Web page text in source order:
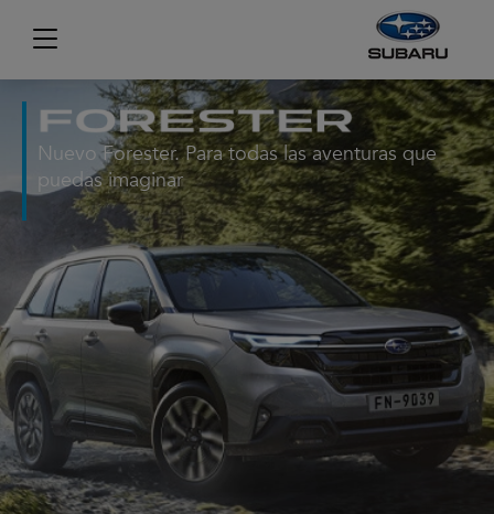
Nuevo Forester. Para todas las aventuras que
puedas imaginar